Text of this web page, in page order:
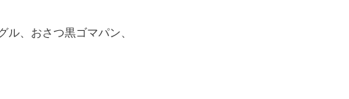
ル、おさつ黒ゴマパン、